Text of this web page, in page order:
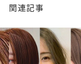
関連記事